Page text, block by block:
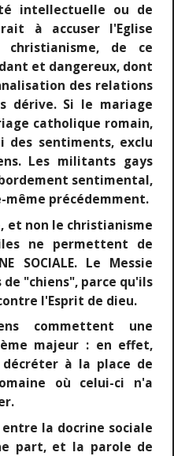
intellectuelle ou de
à accuser l'Eglise
de ce
et dangereux, dont
des relations
dérive. Si le mariage
catholique romain,
sentiments, exclu
Les militants gays
sentimental,
même précédemment.
et non le christianisme
ne permettent de
SOCIALE. Le Messie
"chiens", parce qu'ils
l'Esprit de dieu.
commettent une
majeur : en effet,
à la place de
où celui-ci n'a
la docrine sociale
part, et la parole de